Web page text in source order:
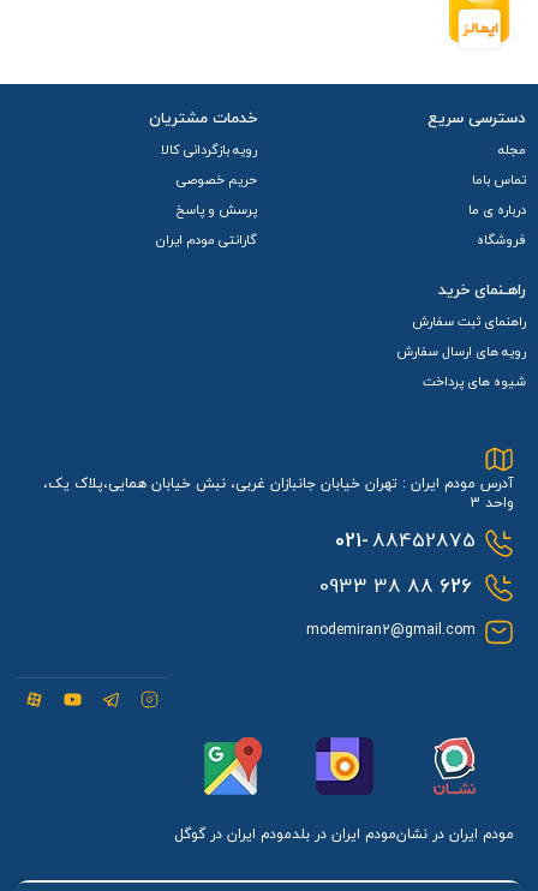
دسترسی سریع
مجله
تماس باما
درباره ی ما
فروشگاه
خدمات مشتریان
رویه بازگردانی کالا
حریم خصوصی
پرسش و پاسخ
گارانتی مودم ایران
راهـنمای خرید
راهنمای ثبت سفارش
رویه های ارسال سفارش
شیوه های پرداخت
آدرس مودم ایران : تهران خیابان جانبازان غربی، نبش خیابان همایی،پلاک یک،
واحد 3
021-88452875
626
88 38 0933
modemiran2@gmail.com
مودم ایران در نشانمودم ایران در بلدمودم ایران در گوگل